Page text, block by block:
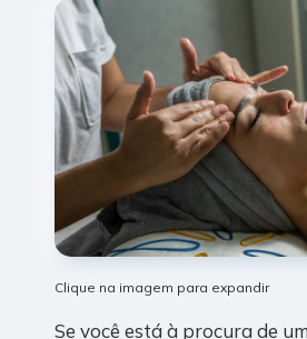
Clique na imagem para expandir
Se você está à procura de